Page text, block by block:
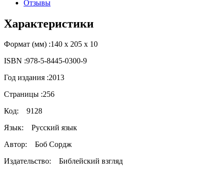
Отзывы
Характеристики
Формат (мм) :140 х 205 х 10
ISBN :978-5-8445-0300-9
Год издания :2013
Страницы :256
Код: 9128
Язык: Русский язык
Автор:
Боб Сордж
Издательство:
Библейский взгляд